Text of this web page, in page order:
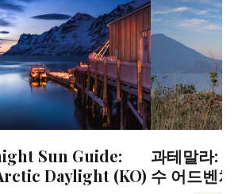
Sun Guide:
Daylight (KO)
과테말라:
수 어드벤